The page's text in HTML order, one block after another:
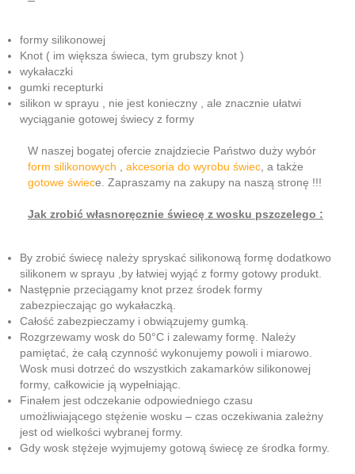
formy silikonowej
Knot ( im większa świeca, tym grubszy knot )
wykałaczki
gumki recepturki
silikon w sprayu , nie jest konieczny , ale znacznie ułatwi
wyciąganie gotowej świecy z formy
W naszej bogatej ofercie znajdziecie Państwo duży wybór
form silikonowych
akcesoria do wyrobu świec , a także
gotowe świece. Zapraszamy na zakupy na naszą stronę !!!
Jak zrobić własnoręcznie świecę z wosku pszczelego :
By zrobić świecę należy spryskać silikonową formę dodatkowo
silikonem w sprayu ,by łatwiej wyjąć z formy gotowy produkt.
Następnie przeciągamy knot przez środek formy
zabezpieczając go wykałaczką.
Całość zabezpieczamy i obwiązujemy gumką.
Rozgrzewamy wosk do 50°C i zalewamy formę. Należy
pamiętać, że całą czynność wykonujemy powoli i miarowo.
Wosk musi dotrzeć do wszystkich zakamarków silikonowej
formy, całkowicie ją wypełniając.
Finałem jest odczekanie odpowiedniego czasu
umożliwiającego stężenie wosku – czas oczekiwania zależny
jest od wielkości wybranej formy.
Gdy wosk stężeje wyjmujemy gotową świecę ze środka formy.